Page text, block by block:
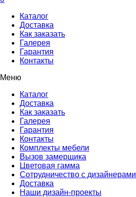
Каталог
Доставка
Как заказать
Галерея
Гарантия
Контакты
Меню
Каталог
Доставка
Как заказать
Галерея
Гарантия
Контакты
Комплекты мебели
Вызов замерщика
Цветовая гамма
Сотрудничество с дизайнерами
Доставка
Наши дизайн-проекты